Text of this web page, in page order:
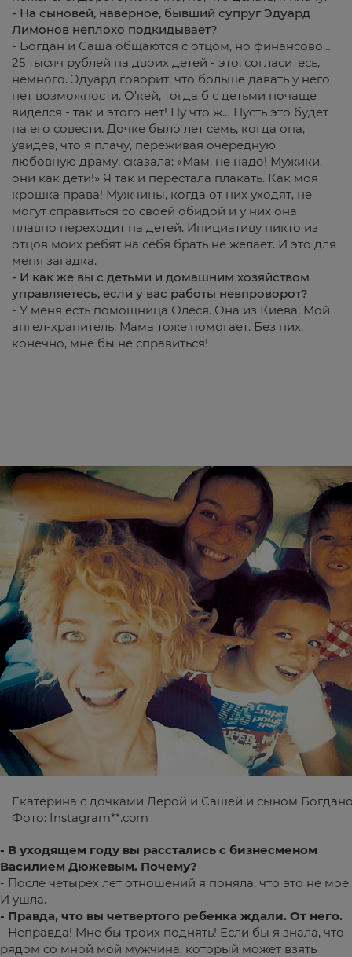
- На сыновей, наверное, бывший супруг Эдуард
Лимонов неплохо подкидывает?
- Богдан и Саша общаются с отцом, но финансово…
25 тысяч рублей на двоих детей - это, согласитесь,
немного. Эдуард говорит, что больше давать у него
нет возможности. О’кей, тогда б с детьми почаще
виделся - так и этого нет! Ну что ж… Пусть это будет
на его совести. Дочке было лет семь, когда она,
увидев, что я плачу, переживая очередную
любовную драму, сказала: «Мам, не надо! Мужики,
они как дети!» Я так и перестала плакать. Как моя
крошка права! Мужчины, когда от них уходят, не
могут справиться со своей обидой и у них она
плавно переходит на детей. Инициативу никто из
отцов моих ребят на себя брать не желает. И это для
меня загадка.
- И как же вы с детьми и домашним хозяйством
управляетесь, если у вас работы невпроворот?
- У меня есть помощница Олеся. Она из Киева. Мой
ангел-хранитель. Мама тоже помогает. Без них,
конечно, мне бы не справиться!
Екатерина с дочками Лерой и Сашей и сыном
Фото: Instagram**.com
- В уходящем году вы расстались с бизнесменом
Василием Дюжевым. Почему?
- После четырех лет отношений я поняла, что это не мое.
И ушла.
- Правда, что вы четвертого ребенка ждали. От него.
- Неправда! Мне бы троих поднять! Если бы я знала, что
рядом со мной мой мужчина, который может взять